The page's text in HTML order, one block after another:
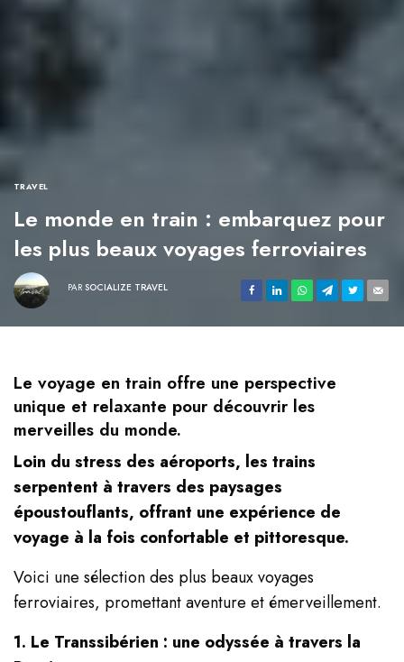
TRAVEL
Le monde en train : embarquez pour
les plus beaux voyages ferroviaires
PAR SOCIALIZE TRAVEL
Le voyage en train offre une perspective
unique et relaxante pour découvrir les
merveilles du monde.
Loin du stress des aéroports, les trains
serpentent à travers des paysages
époustouflants, offrant une expérience de
voyage à la fois confortable et pittoresque.
Voici une sélection des plus beaux voyages
ferroviaires, promettant aventure et émerveillement.
1. Le Transsibérien : une odyssée à travers la